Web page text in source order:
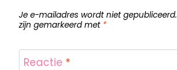
Je e-mailadres wordt niet gepubliceerd.
zijn gemarkeerd met *
Reactie *